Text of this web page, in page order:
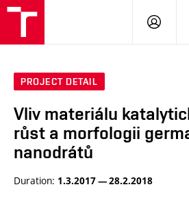
LOG
PROJECT DETAIL
Vliv materiálu
růst a morfologii
nanodrátů
Duration: 1.3.2017 — 28.2.2018